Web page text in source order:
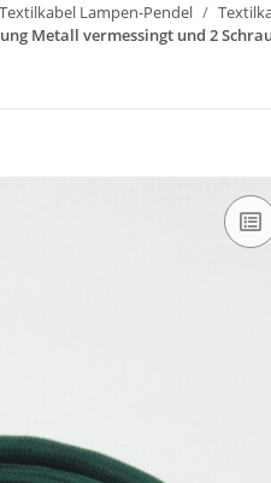
Textilkabel Lampen-Pendel
Metall vermessingt und 2